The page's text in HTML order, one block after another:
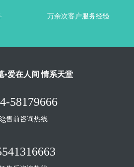
万余次客户服务经验
•爱在人间 情系天堂
58179666
售前咨询热线